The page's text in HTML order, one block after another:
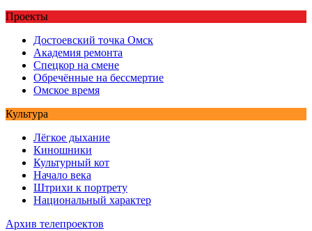
Проекты
Достоевский точка Омск
Академия ремонта
Спецкор на смене
Обречённые на бессмертие
Омское время
Культура
Лёгкое дыхание
Киношники
Культурный кот
Начало века
Штрихи к портрету
Национальный характер
Архив телепроектов